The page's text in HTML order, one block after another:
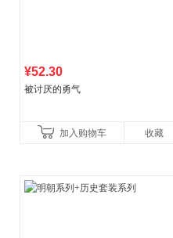
¥52.30
被讨厌的勇气
加入购物车 收藏